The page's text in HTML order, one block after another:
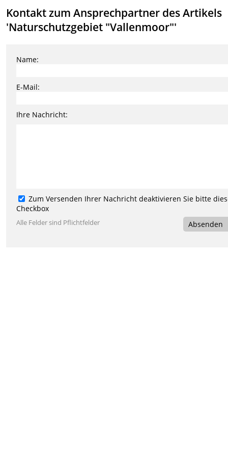
Kontakt zum Ansprechpartner des Artikels
'Naturschutzgebiet "Vallenmoor"'
Name:
E-Mail:
Ihre Nachricht:
Zum Versenden Ihrer Nachricht deaktivieren Sie bitte
Checkbox
Alle Felder sind Pflichtfelder Absenden